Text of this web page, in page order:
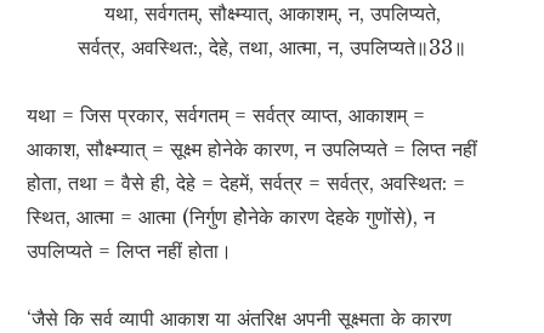
यथा, सर्वगतम्, सौक्ष्म्यात्, आकाशम्, न, उपलिप्यते,
सर्वत्र, अवस्थित:, देहे, तथा, आत्मा, न, उपलिप्यते॥33॥
यथा = जिस प्रकार, सर्वगतम् = सर्वत्र व्याप्त, आकाशम् =
आकाश, सौक्ष्म्यात् = सूक्ष्म होनेके कारण, न उपलिप्यते = लिप्त नहीं
होता, तथा = वैसे ही, देहे = देहमें, सर्वत्र = सर्वत्र, अवस्थित: =
स्थित, आत्मा = आत्मा (निर्गुण होेनेके कारण देहके गुणोंसे), न
उपलिप्यते = लिप्त नहीं होता।
‘जैसे कि सर्व व्यापी आकाश या अंतरिक्ष अपनी सूक्ष्मता के कारण